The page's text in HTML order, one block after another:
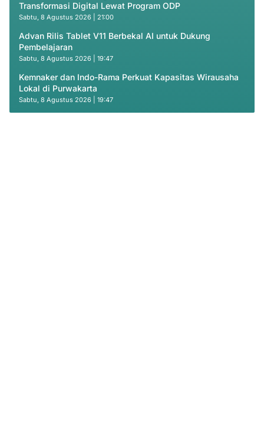
Transformasi Digital Lewat Program ODP
Sabtu, 8 Agustus 2026 | 21:00
Advan Rilis Tablet V11 Berbekal AI untuk Dukung
Pembelajaran
Sabtu, 8 Agustus 2026 | 19:47
Kemnaker dan Indo-Rama Perkuat Kapasitas Wirausaha
Lokal di Purwakarta
Sabtu, 8 Agustus 2026 | 19:47